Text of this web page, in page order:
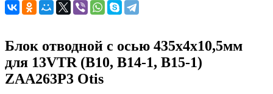
Блок отводной с осью 435х4х10,5мм
для 13VTR (В10, В14-1, В15-1)
ZAA263P3 Otis